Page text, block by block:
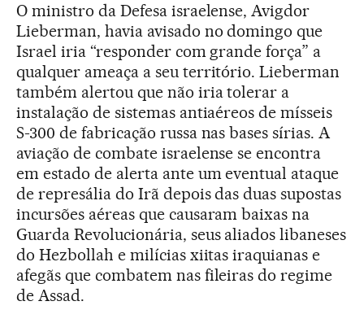
O ministro da Defesa israelense, Avigdor
Lieberman, havia avisado no domingo que
Israel iria “responder com grande força” a
qualquer ameaça a seu território. Lieberman
também alertou que não iria tolerar a
instalação de sistemas antiaéreos de mísseis
S-300 de fabricação russa nas bases sírias. A
aviação de combate israelense se encontra
em estado de alerta ante um eventual ataque
de represália do Irã depois das duas supostas
incursões aéreas que causaram baixas na
Guarda Revolucionária, seus aliados libaneses
do Hezbollah e milícias xiitas iraquianas e
afegãs que combatem nas fileiras do regime
de Assad.